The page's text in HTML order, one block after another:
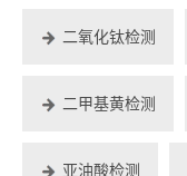
二氧化钛检测
二甲基黄检测
亚油酸检测